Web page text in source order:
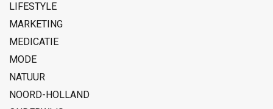
LIFESTYLE
MARKETING
MEDICATIE
MODE
NATUUR
NOORD-HOLLAND